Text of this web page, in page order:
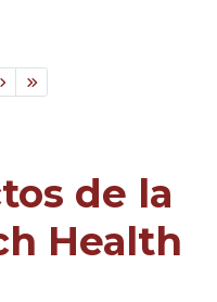
de la
Health